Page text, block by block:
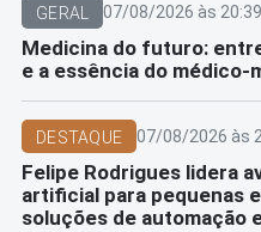
GERAL 07/08/2026 às 20:39
Medicina do futuro:
e a essência do médico-
DESTAQUE 07/08/2026 às
Felipe Rodrigues lidera
artificial para pequenas
soluções de automação